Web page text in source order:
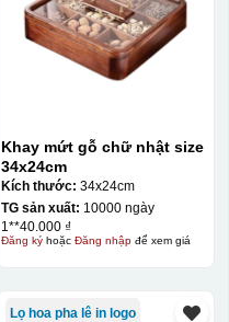
Khay mứt gỗ chữ nhật size
34x24cm
Kích thước: 34x24cm
TG sản xuất: 10000 ngày
1**40.000 ₫
Đăng kýhoặc Đăng nhậpđể xem giá
Lọ hoa pha lê in logo